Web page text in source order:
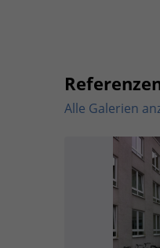
Alle Galerien